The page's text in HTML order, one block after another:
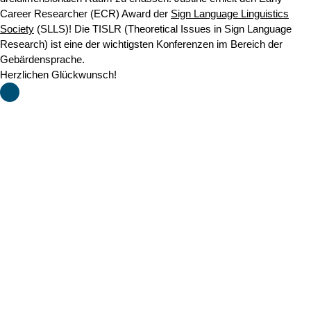
Career Researcher (ECR) Award der Sign Language Linguistics
Society (SLLS)! Die TISLR (Theoretical Issues in Sign Language
Research) ist eine der wichtigsten Konferenzen im Bereich der
Gebärdensprache.
Herzlichen Glückwunsch!